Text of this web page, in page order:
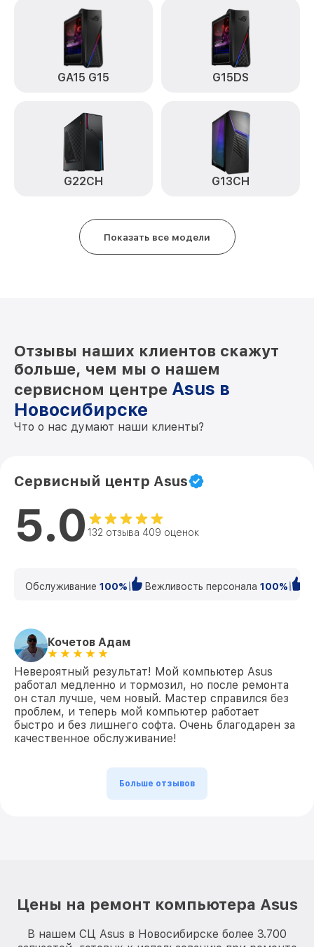
GA15 G15 G15DS
G22CH G13CH
Показать все модели
Отзывы наших клиентов скажут
больше, чем мы о нашем
сервисном центре Asus в
Новосибирске
Что о нас думают наши клиенты?
Сервисный центр Asus
5.0 132 отзыва 409 оценок
Обслуживание 100% Вежливость персонала 100%
Кочетов Адам
Невероятный результат! Мой компьютер Asus
работал медленно и тормозил, но после ремонта
он стал лучше, чем новый. Мастер справился без
проблем, и теперь мой компьютер работает
быстро и без лишнего софта. Очень благодарен за
качественное обслуживание!
Больше отзывов
Цены на ремонт компьютера Asus
В нашем СЦ Asus в Новосибирске более 3.700